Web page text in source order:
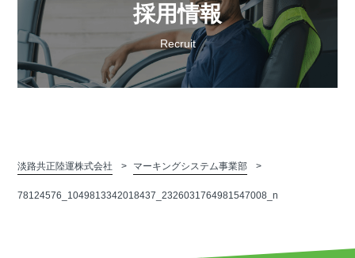
採用情報
Recruit
淡路共正陸運株式会社 マーキングシステム事業部
78124576_1049813342018437_2326031764981547008_n